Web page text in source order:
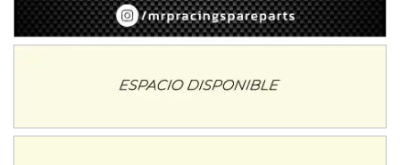
08/09-AGO
IAME SERIES ARGENTINA 6